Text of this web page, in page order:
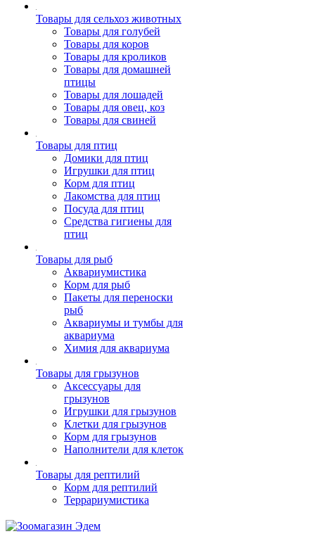
Товары для сельхоз животных
Товары для голубей
Товары для коров
Товары для кроликов
Товары для домашней
птицы
Товары для лошадей
Товары для овец, коз
Товары для свиней
Товары для птиц
Домики для птиц
Игрушки для птиц
Корм для птиц
Лакомства для птиц
Посуда для птиц
Средства гигиены для
птиц
Товары для рыб
Аквариумистика
Корм для рыб
Пакеты для переноски
рыб
Аквариумы и тумбы для
аквариума
Химия для аквариума
Товары для грызунов
Аксессуары для
грызунов
Игрушки для грызунов
Клетки для грызунов
Корм для грызунов
Наполнители для клеток
Товары для рептилий
Корм для рептилий
Террариумистика